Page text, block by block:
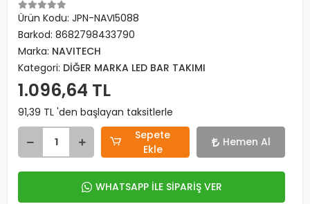
Ürün Kodu: JPN-NAVI5088
Barkod: 8682798433790
Marka: NAVITECH
Kategori: DİĞER MARKA LED BAR TAKIMI
1.096,64 TL
91,39 TL 'den başlayan taksitlerle
Sepete
Ekle
Hemen Al
WHATSAPP İLE SİPARİŞ VER